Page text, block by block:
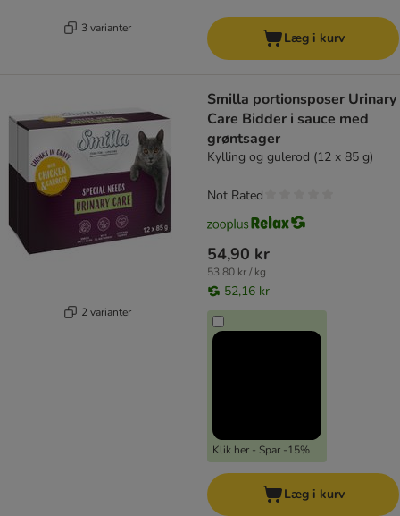
3 varianter
Læg i kurv
2 varianter
Smilla portionsposer Urinary
Care Bidder i sauce med
grøntsager
Kylling og gulerod (12 x 85 g)
54,90 kr
53,80 kr / kg
52,16 kr
Klik her - Spar -15%
Not Rated
Læg i kurv